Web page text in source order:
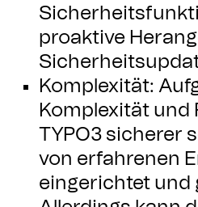
proaktive
Komplexität:
Komplexität und
TYPO3 sicherer
von erfahrenen
eingerichtet und